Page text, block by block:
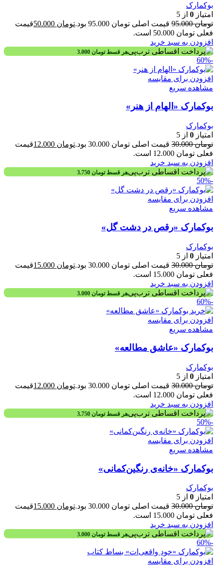
بوکمارک
امتیاز 0 از 5
تومان95.000 قیمت اصلی تومان 95.000 بود. تومان
قیمت
فعلی تومان 50.000 است.
افزودن به سبد خرید
هر قسطتومان
-60%
افزودن برای مقایسه
مشاهده سریع
بوکمارک «الهام از هنر»
بوکمارک
امتیاز 0 از 5
تومان30.000 قیمت اصلی تومان 30.000 بود. تومان
قیمت
فعلی تومان 12.000 است.
افزودن به سبد خرید
هر قسطتومان
-50%
افزودن برای مقایسه
مشاهده سریع
بوکمارک «رقص در دشت گل»
بوکمارک
امتیاز 0 از 5
تومان30.000 قیمت اصلی تومان 30.000 بود. تومان
قیمت
فعلی تومان 15.000 است.
افزودن به سبد خرید
هر قسطتومان
-60%
افزودن برای مقایسه
مشاهده سریع
بوکمارک «عاشق مطالعه»
بوکمارک
امتیاز 0 از 5
تومان30.000 قیمت اصلی تومان 30.000 بود. تومان
قیمت
فعلی تومان 12.000 است.
افزودن به سبد خرید
هر قسطتومان
-50%
افزودن برای مقایسه
مشاهده سریع
بوکمارک «خانه‌ی رنگین‌کمانی»
بوکمارک
امتیاز 0 از 5
تومان30.000 قیمت اصلی تومان 30.000 بود. تومان
قیمت
فعلی تومان 15.000 است.
افزودن به سبد خرید
هر قسطتومان
-60%
افزودن برای مقایسه